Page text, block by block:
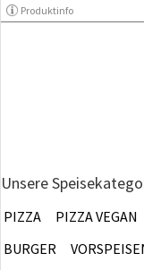
Produktinfo
Unsere
PIZZA PIZZA VEGAN
BURGER